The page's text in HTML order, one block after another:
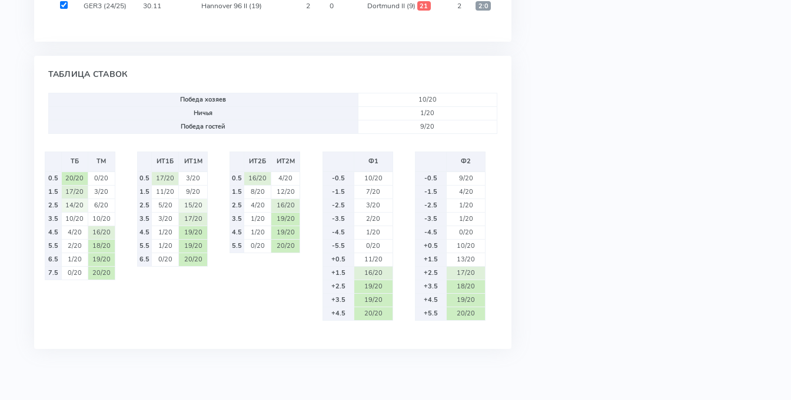
GER3 (24/25) 30.11 Hannover 96 II (19) 2 0 Dortmund II (9) 21 2 2:0
ТАБЛИЦА СТАВОК
Победа хозяев
10/20
Ничья
1/20
Победа гостей
9/20
ТБ
ТМ
0.5
20/20
0/20
1.5
17/20
3/20
2.5
14/20
6/20
3.5
10/20
10/20
4.5
4/20
16/20
5.5
2/20
18/20
6.5
1/20
19/20
7.5
0/20 20/20
ИТ1Б
ИТ1М
0.5
17/20
3/20
1.5
11/20
9/20
2.5
5/20
15/20
3.5
3/20
17/20
4.5
1/20
19/20
5.5
1/20
19/20
6.5
0/20 20/20
ИТ2Б
ИТ2М
0.5
16/20
4/20
1.5
8/20
12/20
2.5
4/20
16/20
3.5
1/20
19/20
4.5
1/20
19/20
5.5
0/20 20/20
Ф1
-0.5
10/20
-1.5
7/20
-2.5
3/20
-3.5
2/20
-4.5
1/20
-5.5
0/20
+0.5
11/20
+1.5
16/20
+2.5
19/20
+3.5
19/20
+4.5
20/20
Ф2
-0.5
9/20
-1.5
4/20
-2.5
1/20
-3.5
1/20
-4.5
0/20
+0.5
10/20
+1.5
13/20
+2.5
17/20
+3.5
18/20
+4.5
19/20
+5.5
20/20